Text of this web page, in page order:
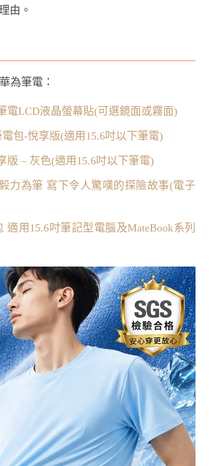
由。
為筆電：
電LCD液晶螢幕貼(可選鏡面或霧面)
包-悅享版(適用15.6吋以下筆電)
版 – 灰色(適用15.6吋以下筆電)
力為筆 寫下令人驚嘆的探險故事(電子
用15.6吋筆記型電腦及MateBook系列